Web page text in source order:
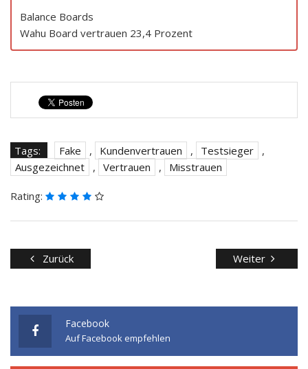
Balance Boards
Wahu Board vertrauen 23,4 Prozent
Tags: Fake , Kundenvertrauen , Testsieger
,
Ausgezeichnet
, Vertrauen , Misstrauen
Rating:
Zurück Weiter
Facebook
Auf Facebook empfehlen